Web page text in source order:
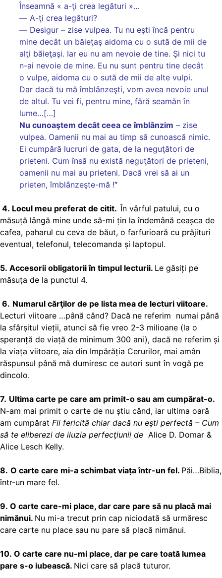
Înseamnă « a-ţi crea legături »…
― A-ţi crea legături?
― Desigur – zise vulpea. Tu nu eşti încă pentru
mine decât un băieţaş aidoma cu o sută de mii de
alţi băieţaşi. Iar eu nu am nevoie de tine. Şi nici tu
n-ai nevoie de mine. Eu nu sunt pentru tine decât
o vulpe, aidoma cu o sută de mii de alte vulpi.
Dar dacă tu mă îmblânzeşti, vom avea nevoie unul
de altul. Tu vei fi, pentru mine, fără seamăn în
lume…[…]
Nu cunoaştem decât ceea ce îmblânzim – zise
vulpea. Oamenii nu mai au timp să cunoască nimic.
Ei cumpără lucruri de gata, de la neguţători de
prieteni. Cum însă nu există neguţători de prieteni,
oamenii nu mai au prieteni. Dacă vrei să ai un
prieten, îmblânzeşte-mă !“
4. Locul meu preferat de citit.În vârful patului, cu o
măsuță lângă mine unde să-mi țin la îndemână ceașca de
cafea, paharul cu ceva de băut, o farfurioară cu prăjituri
eventual, telefonul, telecomanda și laptopul.
5. Accesorii obligatorii în timpul lecturii. Le găsiți pe
măsuța de la punctul 4.
6. Numarul cărţilor de pe lista mea de lecturi viitoare.
Lecturi viitoare …până când? Dacă ne referim numai până
la sfârșitul vieții, atunci să fie vreo 2-3 milioane (la o
speranță de viață de minimum 300 ani), dacă ne referim și
la viața viitoare, aia din Impărăția Cerurilor, mai amân
răspunsul până mă dumiresc ce autori sunt în vogă pe
dincolo.
7. Ultima carte pe care am primit-o sau am cumpărat-o.
N-am mai primit o carte de nu știu când, iar ultima oară
am cumpărat Fii fericită chiar dacă nu eşti perfectă – Cum
să te eliberezi de iluzia perfecţiunii de Alice D. Domar &
Alice Lesch Kelly.
8. O carte care mi-a schimbat viața într-un fel. Păi…Biblia,
într-un mare fel.
9. O carte care-mi place, dar care pare să nu placă mai
nimănui. Nu mi-a trecut prin cap niciodată să urmăresc
care carte nu place sau nu pare să placă nimănui.
10. O carte care nu-mi place, dar pe care toată lumea
pare s-o iubească. Nici care să placă tuturor.